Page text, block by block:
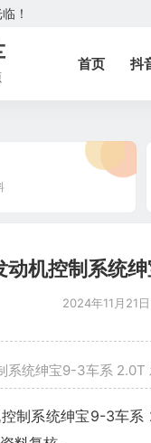
！
首页 抖
动机控制系统
2024年11月21
系统绅宝9-3车系 2.0T
制系统绅宝9-3车系